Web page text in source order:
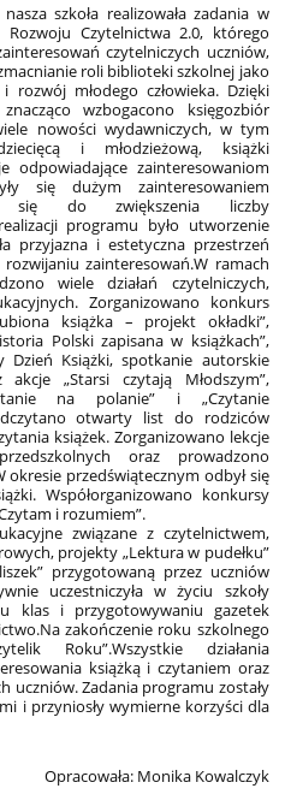
szkoła realizowała zadania w
Czytelnictwa 2.0, którego
czytelniczych uczniów,
roli biblioteki szkolnej jako
rozwój młodego człowieka. Dzięki
wzbogacono księgozbiór
nowości wydawniczych, w tym
i młodzieżową, książki
odpowiadające zainteresowaniom
się dużym zainteresowaniem
się do zwiększenia liczby
programu było utworzenie
przyjazna i estetyczna przestrzeń
zainteresowań.W ramach
wiele działań czytelniczych,
Zorganizowano konkurs
książka – projekt okładki”,
Polski zapisana w książkach”,
Dzień Książki, spotkanie autorskie
„Starsi czytają Młodszym”,
na polanie” i „Czytanie
otwarty list do rodziców
książek. Zorganizowano lekcje
oraz prowadzono
okresie przedświątecznym odbył się
Współorganizowano konkursy
i rozumiem”.
związane z czytelnictwem,
projekty „Lektura w pudełku”
przygotowaną przez uczniów
uczestniczyła w życiu szkoły
klas i przygotowywaniu gazetek
zakończenie roku szkolnego
Roku”.Wszystkie działania
książką i czytaniem oraz
uczniów. Zadania programu zostały
i przyniosły wymierne korzyści dla
Opracowała: Monika Kowalczyk